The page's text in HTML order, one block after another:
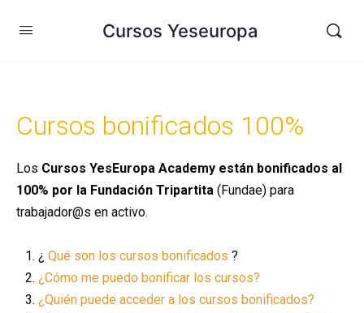
Cursos Yeseuropa
Cursos bonificados 100%
Los Cursos YesEuropa Academy están bonificados al
100% por la Fundación Tripartita (Fundae) para
trabajador@s en activo.
¿ Qué son los cursos bonificados ?
¿Cómo me puedo bonificar los cursos?
¿Quién puede acceder a los cursos bonificados?